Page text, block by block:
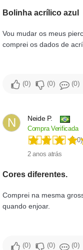
Bolinha acrílico azul
Vou mudar os meus
comprei os dados de
0 0 0
N Neide P.
Compra Verificada
(5.0)
2 anos atrás
Cores diferentes.
Comprei na mesma
quando enjoar.
0 0 0